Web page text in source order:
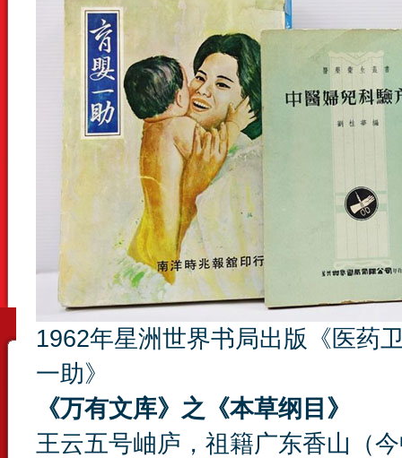
1962年星洲世界书局出版《医药
一助》
《万有文库》之《本草纲目》
王云五号岫庐，祖籍广东香山（